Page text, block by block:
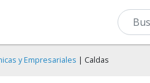
y Empresariales | Caldas